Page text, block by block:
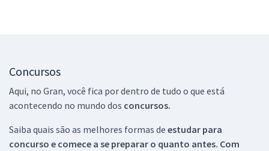
Concursos
Aqui, no Gran, você fica por dentro de tudo o que está
acontecendo no mundo dos concursos.
Saiba quais são as melhores formas de estudar para
concurso e comece a se preparar o quanto antes. Com